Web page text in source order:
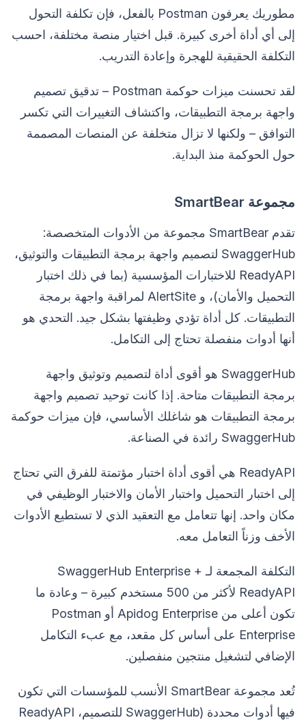
مطوريك يعرفون Postman بالفعل، فإن تكلفة التحول
إلى أي أداة أخرى كبيرة. قبل اختيار منصة مختلفة، احسب
التكلفة الحقيقية للهجرة وإعادة التدريب.
لقد تحسنت ميزات حوكمة Postman – تدقيق تصميم
واجهة برمجة التطبيقات، واكتشاف التغييرات التي تكسر
التوافق – ولكنها لا تزال متخلفة عن المنصات المصممة
حول الحوكمة منذ البداية.
مجموعة SmartBear
تقدم SmartBear مجموعة من الأدوات المتخصصة:
SwaggerHub لتصميم واجهة برمجة التطبيقات والتوثيق،
ReadyAPI للاختبارات المؤسسية (بما في ذلك اختبار
التحميل والأمان)، و AlertSite لمراقبة واجهة برمجة
التطبيقات. كل أداة تؤدي وظيفتها بشكل جيد. التحدي هو
أنها أدوات منفصلة تحتاج إلى التكامل.
SwaggerHub هو أقوى أداة لتصميم وتوثيق واجهة
برمجة التطبيقات متاحة. إذا كانت توحيد تصميم واجهة
برمجة التطبيقات هو شاغلك الأساسي، فإن ميزات حوكمة
SwaggerHub رائدة في الصناعة.
ReadyAPI هي أقوى أداة اختبار مؤتمتة للفرق التي تحتاج
إلى اختبار التحميل واختبار الأمان والاختبار الوظيفي في
مكان واحد. إنها تتعامل مع التعقيد الذي لا تستطيع الأدوات
الأخف وزناً التعامل معه.
التكلفة المجمعة لـ SwaggerHub Enterprise +
ReadyAPI لأكثر من 500 مستخدم كبيرة – وعادة ما
تكون أعلى من Apidog Enterprise أو Postman
Enterprise على أساس كل مقعد، مع عبء التكامل
الإضافي لتشغيل منتجين منفصلين.
تُعد مجموعة SmartBear الأنسب للمؤسسات التي تكون
فيها أدوات محددة (SwaggerHub للتصميم، ReadyAPI